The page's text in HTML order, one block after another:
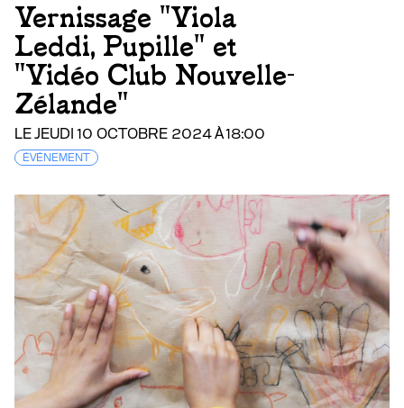
Vernissage "Viola
Leddi, Pupille" et
"Vidéo Club Nouvelle-
Zélande"
LE JEUDI 10 OCTOBRE 2024 À 18:00
ÉVÉNEMENT